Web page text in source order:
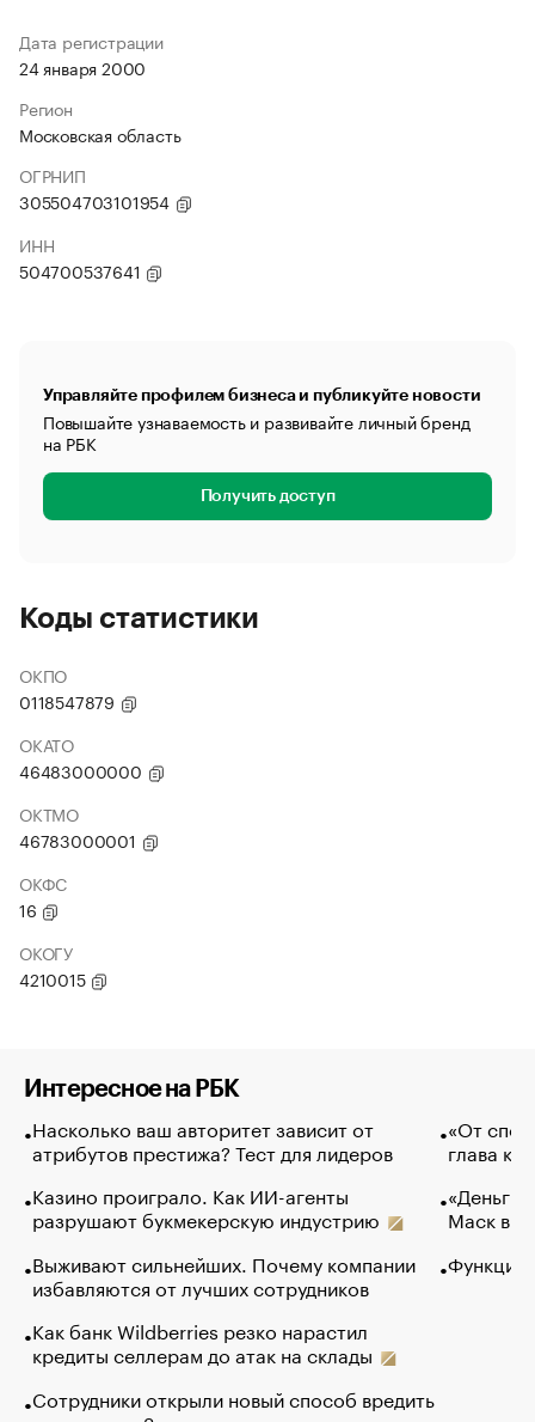
Дата регистрации
24 января 2000
Регион
Московская область
ОГРНИП
305504703101954
ИНН
504700537641
Управляйте профилем бизнеса и публикуйте новости
Повышайте узнаваемость и развивайте личный бренд
на РБК
Получить доступ
Коды статистики
ОКПО
0118547879
ОКАТО
46483000000
ОКТМО
46783000001
ОКФС
16
ОКОГУ
4210015
Интересное на РБК
Насколько ваш авторитет зависит от
атрибутов престижа? Тест для лидеров
Казино проиграло. Как ИИ-агенты
разрушают букмекерскую индустрию
Выживают сильнейших. Почему компании
избавляются от лучших сотрудников
Как банк Wildberries резко нарастил
кредиты селлерам до атак на склады
Сотрудники открыли новый способ вредить
«От
глава
«Деньги
Маск в
Функции